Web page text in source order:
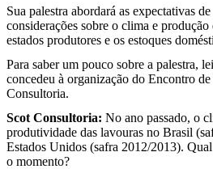
Sua palestra abordará as expectativas
considerações sobre o clima e
estados produtores e os estoques
Para saber um pouco sobre a palestra,
concedeu à organização do Encontro
Consultoria.
Scot Consultoria: No ano passado, o
produtividade das lavouras no Brasil
Estados Unidos (safra 2012/2013).
o momento?